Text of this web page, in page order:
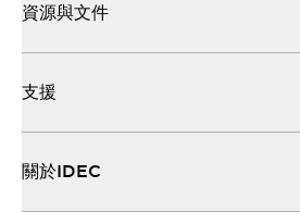
資源與文件
支援
關於IDEC